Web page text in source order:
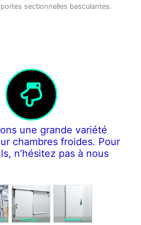
sectionnelles basculantes.
une grande variété
chambres froides. Pour
n’hésitez pas à nous